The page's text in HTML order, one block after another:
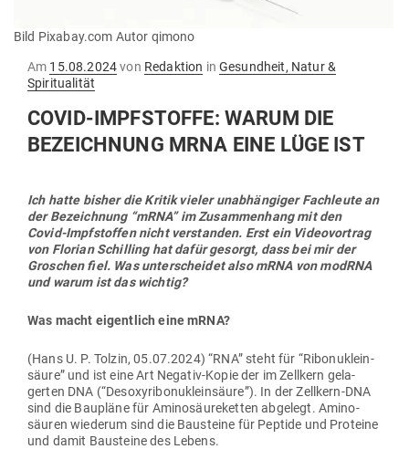
Bild Pixabay.com Autor qimono
Am Gepostet
am
15.08.2024von Redaktion in Gesundheit, Natur &
Spiritualität
COVID-IMPF­STOFFE: WARUM DIE
BEZEICHNUNG MRNA EINE LÜGE IST
Ich hatte bisher die Kritik vieler unab­hän­giger Fach­leute an
der Bezeichnung “mRNA” im Zusam­menhang mit den
Covid-Impf­stoffen nicht ver­standen. Erst ein Video­vortrag
von Florian Schilling hat dafür gesorgt, dass bei mir der
Gro­schen fiel. Was unter­scheidet also mRNA von modRNA
und warum ist das wichtig?
Was macht eigentlich eine mRNA?
(Hans U. P. Tolzin, 05.07.2024) “RNA” steht für “Ribo­nu­kle­in­
säure” und ist eine Art Negativ-Kopie der im Zellkern gela­
gerten DNA (“Des­oxy­ri­bo­nu­kle­in­säure”). In der Zellkern-DNA
sind die Bau­pläne für Ami­no­säu­re­ketten abgelegt. Ami­no­
säuren wie­derum sind die Bau­steine für Peptide und Pro­teine
und damit Bau­steine des Lebens.